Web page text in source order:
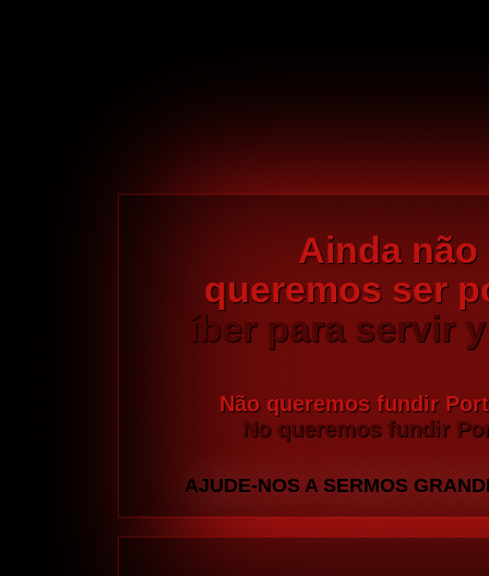
Ainda não
queremos ser
íber para servir
Não queremos fundir
No queremos fundir
AJUDE-NOS A SERMOS